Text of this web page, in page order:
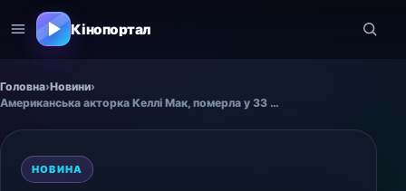
Кінопортал
Головна›Новини›
Американська акторка Келлі Мак, померла у 33 роки
НОВИНА